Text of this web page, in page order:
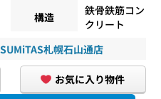
構造
鉄骨鉄筋コン
クリート
札幌石山通店
お気に入り物件